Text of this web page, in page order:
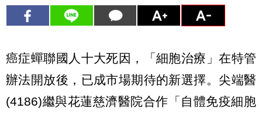
癌症蟬聯國人十大死因，「細胞治療」在特管
辦法開放後，已成市場期待的新選擇。尖端醫
(4186)繼與花蓮慈濟醫院合作「自體免疫細胞